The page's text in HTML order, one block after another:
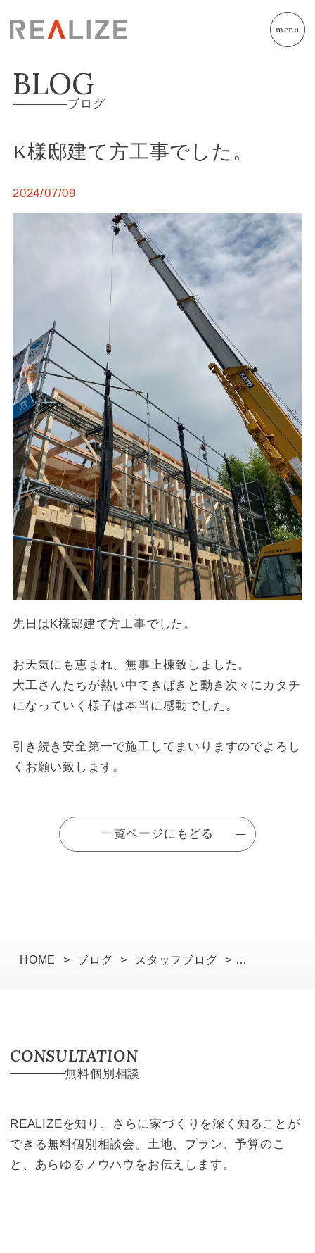
menu
BLOG
ブログ
K様邸建て方工事でした。
2024/07/09
先日はK様邸建て方工事でした。
お天気にも恵まれ、無事上棟致しました。
大工さんたちが熱い中てきぱきと動き次々にカタチ
になっていく様子は本当に感動でした。
引き続き安全第一で施工してまいりますのでよろし
くお願い致します。
一覧ページにもどる
HOME > ブログ > スタッフブログ
>
CONSULTATION
無料個別相談
REALIZEを知り、さらに家づくりを深く知ることが
できる無料個別相談会。土地、プラン、予算のこ
と、あらゆるノウハウをお伝えします。